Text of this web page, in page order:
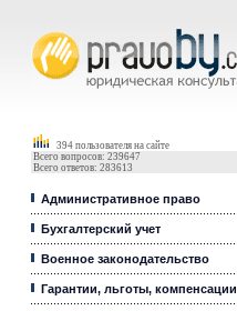
394 пользователя на сайте
Всего вопросов: 239647
Всего ответов: 283613
Административное право
Бухгалтерский учет
Военное законодательство
Гарантии, льготы, компенсации